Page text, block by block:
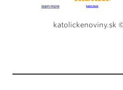
katolickenoviny.sk